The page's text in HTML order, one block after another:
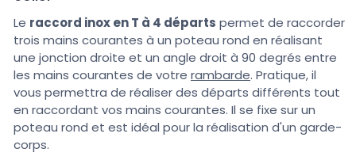
Le raccord inox en T à 4 départs permet de raccorder
trois mains courantes à un poteau rond en réalisant
une jonction droite et un angle droit à 90 degrés entre
les mains courantes de votre rambarde. Pratique, il
vous permettra de réaliser des départs différents tout
en raccordant vos mains courantes. Il se fixe sur un
poteau rond et est idéal pour la réalisation d'un garde-
corps.